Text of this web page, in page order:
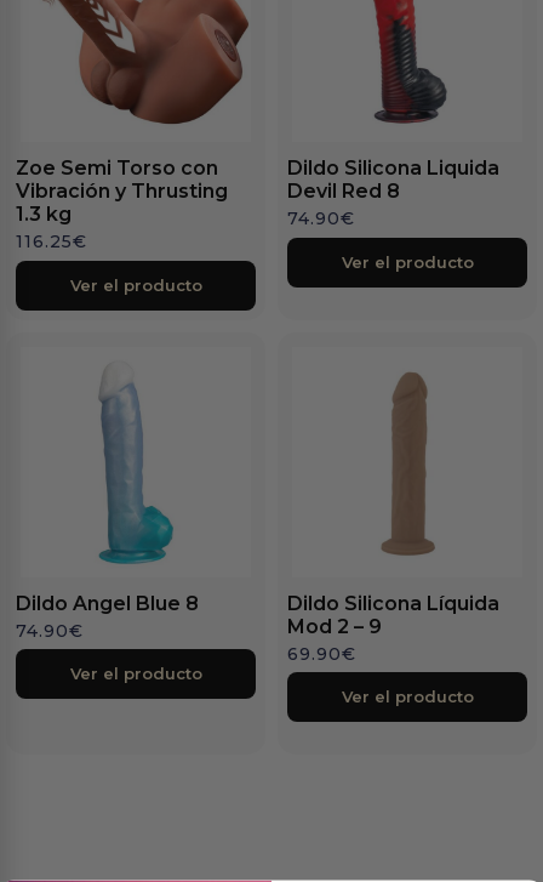
Zoe Semi Torso con
Vibración y Thrusting
1.3 kg
116.25€
Ver el producto
Dildo Silicona Liquida
Devil Red 8
74.90€
Ver el producto
Dildo Angel Blue 8
74.90€
Ver el producto
Dildo Silicona Líquida
Mod 2 – 9
69.90€
Ver el producto